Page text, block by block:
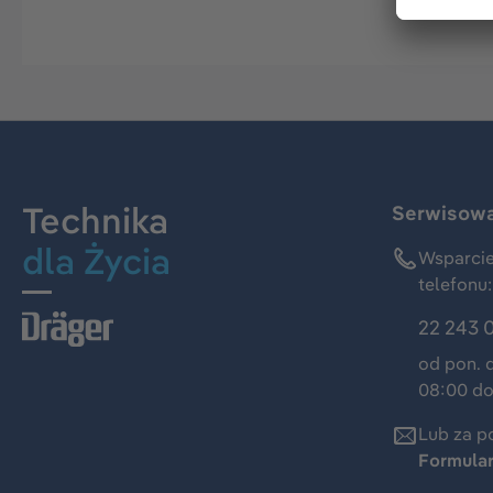
Technika
dla Życia
telefonu:
22 243
od pon.
08:00
Lub za